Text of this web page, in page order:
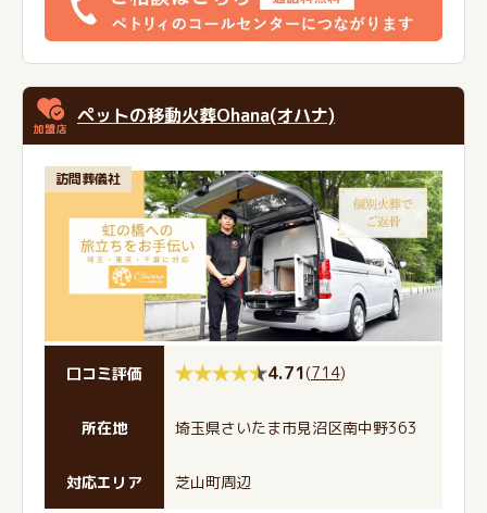
ペットの移動⽕葬Ohana(オハナ)
訪問葬儀社
口コミ評価 4.71(714)
所在地 埼玉県さいたま市見沼区南中野363
対応エリア 芝山町周辺